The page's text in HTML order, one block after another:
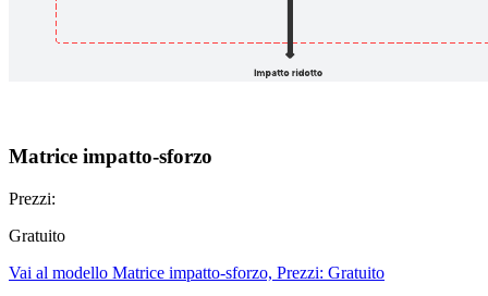
Matrice impatto-sforzo
Prezzi:
Gratuito
Vai al modello Matrice impatto-sforzo, Prezzi: Gratuito